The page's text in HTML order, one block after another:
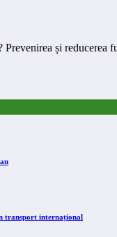
și reducerea
transport internațional